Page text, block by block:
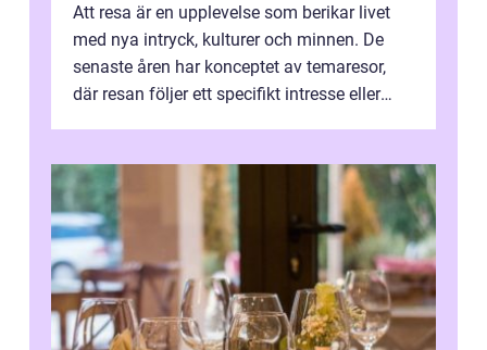
Att resa är en upplevelse som berikar livet
med nya intryck, kulturer och minnen. De
senaste åren har konceptet av temaresor,
där resan följer ett specifikt intresse eller